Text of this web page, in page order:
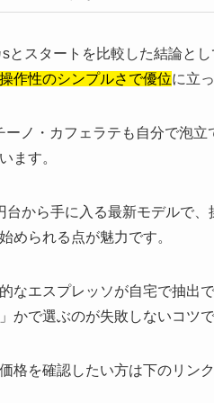
とスタートを比較した結論とし
作性のシンプルさで優位に立
ーノ・カフェラテも自分で泡
ます。
台から手に入る最新モデルで
められる点が魅力です。
なエスプレッソが自宅で抽出
かで選ぶのが失敗しないコツで
格を確認したい方は下のリン